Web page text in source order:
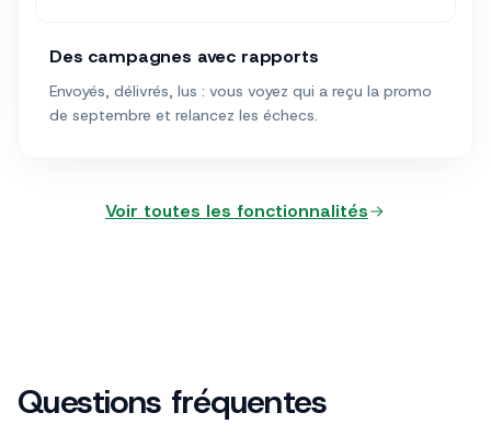
Des campagnes avec rapports
Envoyés, délivrés, lus : vous voyez qui a reçu la promo
de septembre et relancez les échecs.
Voir toutes les fonctionnalités
Questions fréquentes